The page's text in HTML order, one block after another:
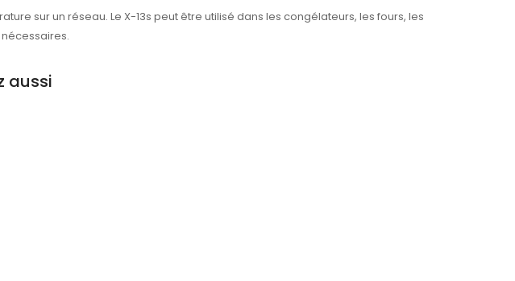
sur un réseau. Le X-13s peut être utilisé dans les congélateurs, les fours, les
aussi